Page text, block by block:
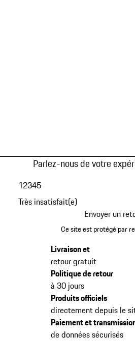
Parlez-nous de votre
Très insatisfait(e)
12345
Envoyer un
Ce site est protégé par
Livraison et
retour gratuit
Politique de retour
à 30 jours
Produits officiels
directement depuis le
Paiement et
de données sécurisés